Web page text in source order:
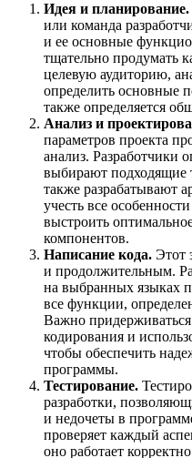
Идея и планирование.
или команда
и ее основные
тщательно продумать
целевую аудиторию,
определить основные
также определяется
Анализ и
параметров проекта
анализ. Разработчики
выбирают подходящие
также разрабатывают
учесть все
выстроить
компонентов.
Написание кода. Этот
и продолжительным.
на выбранных языках
все функции,
Важно
кодирования и
чтобы обеспечить
программы.
Тестирование.
разработки,
и недочеты в
проверяет каждый
оно работает